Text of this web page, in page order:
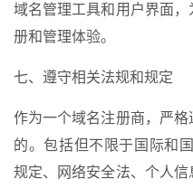
域名管理工具和用户界面
册和管理体验。
七、遵守相关法规和规定
作为一个域名注册商，严
的。包括但不限于国际和
规定、网络安全法、个人